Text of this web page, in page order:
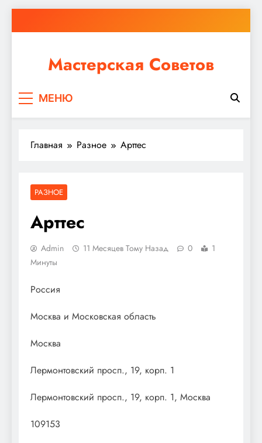
к
Мастерская Советов
ремонт или крупное строительство, в Мастерской
МЕНЮ
Главная Разное Арттес
РАЗНОЕ
Арттес
Admin 11 Месяцев Тому Назад 0
1
Минуты
Россия
Москва и Московская область
Москва
Лермонтовский просп., 19, корп. 1
Лермонтовский просп., 19, корп. 1, Москва
109153